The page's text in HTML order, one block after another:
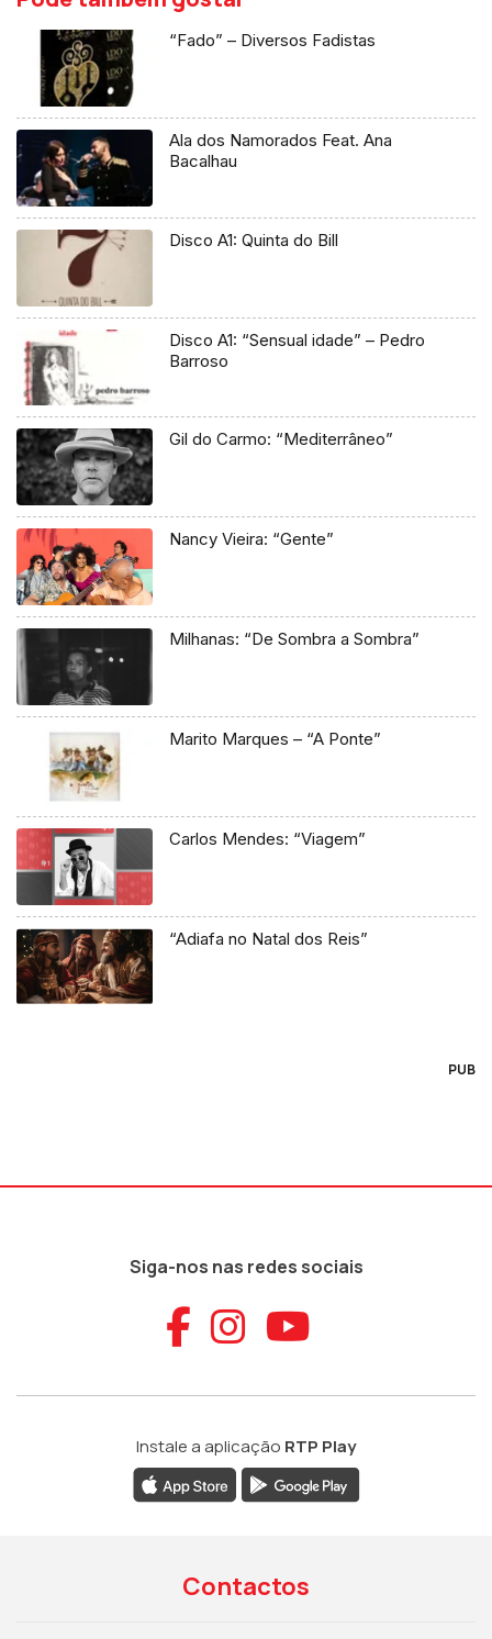
“Fado” – Diversos Fadistas
Ala dos Namorados Feat. Ana
Bacalhau
Disco A1: Quinta do Bill
Disco A1: “Sensual idade” – Pedro
Barroso
Gil do Carmo: “Mediterrâneo”
Nancy Vieira: “Gente”
Milhanas: “De Sombra a Sombra”
Marito Marques – “A Ponte”
Carlos Mendes: “Viagem”
“Adiafa no Natal dos Reis”
PUB
Siga-nos nas redes sociais
Aceder ao
Aceder ao
Aceder
Instale a aplicação RTP Play
Contactos